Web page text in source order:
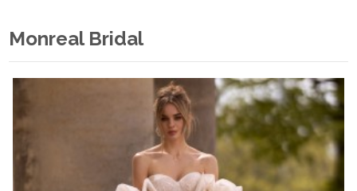
Monreal Bridal